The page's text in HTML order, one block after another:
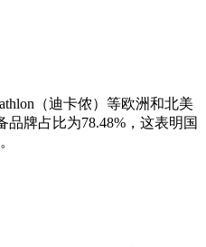
（迪卡侬）等欧洲和北美
牌占比为78.48%，这表明国